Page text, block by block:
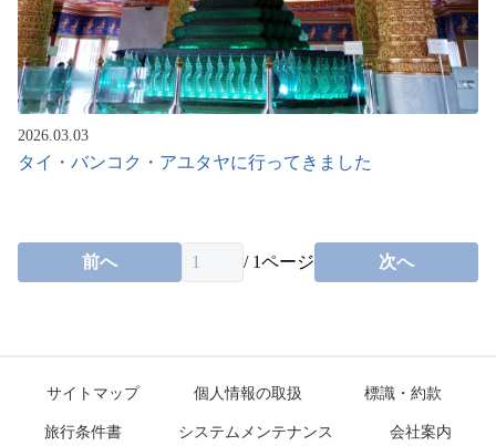
2026.03.03
タイ・バンコク・アユタヤに行ってきました
前へ / 1ページ 次へ
サイトマップ 個人情報の取扱 標識・約款
旅行条件書 システムメンテナンス 会社案内